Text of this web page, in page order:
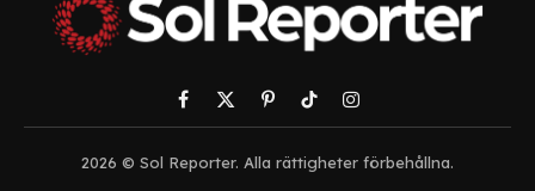
Facebook
X
(Twitter)
PinterestTikTokInstagram
2026 © Sol Reporter. Alla rättigheter förbehållna.